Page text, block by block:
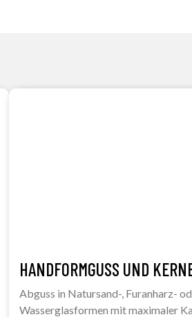
HANDFORMGUSS UND
Abguss in Natursand-, Furanharz-
Wasserglasformen mit maximaler